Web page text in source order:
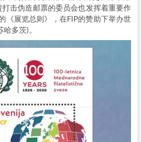
击伪造邮票的委员会也发挥着重要作
《展览总则》，在FIP的赞助下举办世
多茨)。